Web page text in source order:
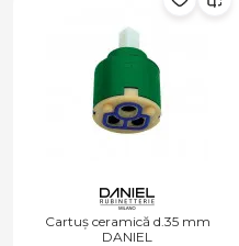
Cartuș ceramică d.35 mm
DANIEL